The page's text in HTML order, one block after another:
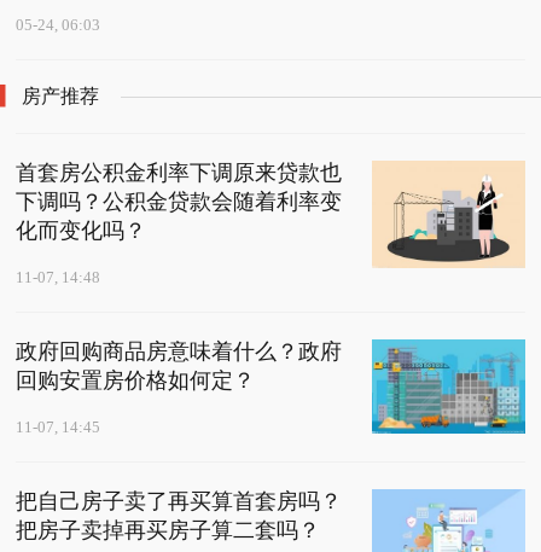
05-24, 06:03
房产推荐
首套房公积金利率下调原来贷款也
下调吗？公积金贷款会随着利率变
化而变化吗？
11-07, 14:48
政府回购商品房意味着什么？政府
回购安置房价格如何定？
11-07, 14:45
把自己房子卖了再买算首套房吗？
把房子卖掉再买房子算二套吗？